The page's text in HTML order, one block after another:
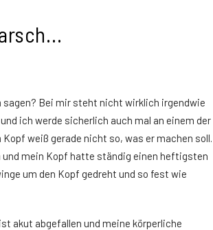
Bei mir steht nicht wirklich irgendwie
ich werde sicherlich auch mal an einem der
weiß gerade nicht so, was er machen soll.
mein Kopf hatte ständig einen heftigsten
um den Kopf gedreht und so fest wie
akut abgefallen und meine körperliche